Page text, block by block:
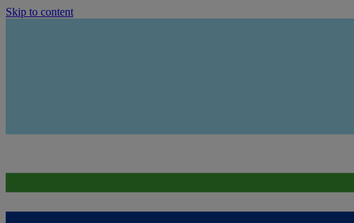
Skip to content